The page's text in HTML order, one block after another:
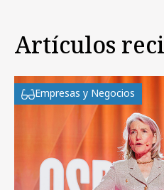
Artículos
Empresas y Negocios